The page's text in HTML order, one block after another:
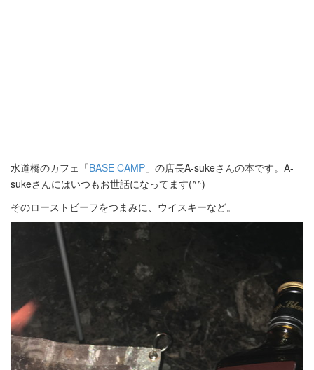
水道橋のカフェ「BASE CAMP 」の店長A-sukeさんの本です。A-
sukeさんにはいつもお世話になってます(^^)
そのローストビーフをつまみに、ウイスキーなど。